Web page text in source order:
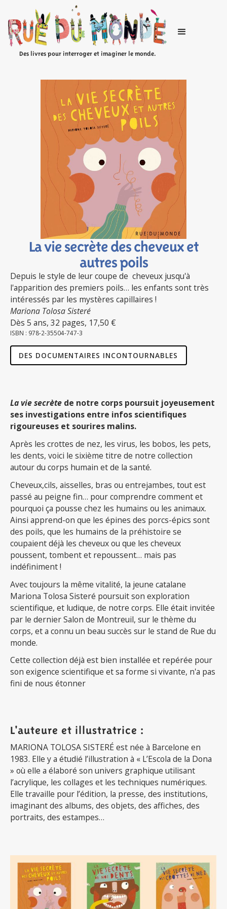
Des livres pour interroger et imaginer le monde.
La vie secrète des cheveux et
autres poils
Depuis le style de leur coupe de cheveux jusqu'à
l'apparition des premiers poils… les enfants sont très
intéressés par les mystères capillaires !
Mariona Tolosa Sisteré
Dès 5 ans, 32 pages, 17,50 €
ISBN : 978-2-35504-747-3
DES DOCUMENTAIRES INCONTOURNABLES
La vie secrète de notre corps poursuit joyeusement
ses investigations entre infos scientifiques
rigoureuses et sourires malins.
Après les crottes de nez, les virus, les bobos, les pets,
les dents, voici le sixième titre de notre collection
autour du corps humain et de la santé.
Cheveux,cils, aisselles, bras ou entrejambes, tout est
passé au peigne fin… pour comprendre comment et
pourquoi ça pousse chez les humains ou les animaux.
Ainsi apprend-on que les épines des porcs-épics sont
des poils, que les humains de la préhistoire se
coupaient déjà les cheveux ou que les cheveux
poussent, tombent et repoussent… mais pas
indéfiniment !
Avec toujours la même vitalité, la jeune catalane
Mariona Tolosa Sisteré poursuit son exploration
scientifique, et ludique, de notre corps. Elle était invitée
par le dernier Salon de Montreuil, sur le thème du
corps, et a connu un beau succès sur le stand de Rue du
monde.
Cette collection déjà est bien installée et repérée pour
son exigence scientifique et sa forme si vivante, n'a pas
fini de nous étonner
L'auteure et illustratrice :
MARIONA TOLOSA SISTERÉ est née à Barcelone en
1983. Elle y a étudié l’illustration à « L’Escola de la Dona
» où elle a élaboré son univers graphique utilisant
l’acrylique, les collages et les techniques numériques.
Elle travaille pour l’édition, la presse, des institutions,
imaginant des albums, des objets, des affiches, des
portraits, des estampes…